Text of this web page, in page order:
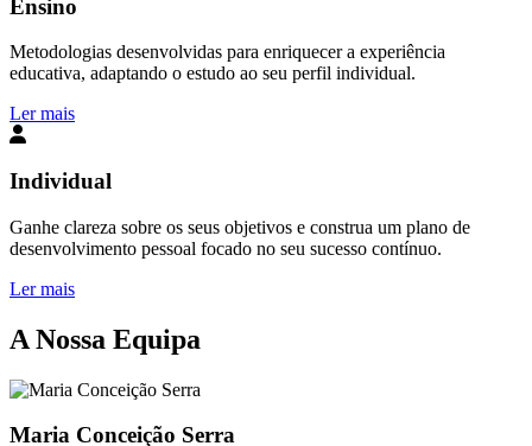
Ensino
Metodologias desenvolvidas para enriquecer a experiência
educativa, adaptando o estudo ao seu perfil individual.
Ler mais
Individual
Ganhe clareza sobre os seus objetivos e construa um plano de
desenvolvimento pessoal focado no seu sucesso contínuo.
Ler mais
A Nossa Equipa
Maria Conceição Serra